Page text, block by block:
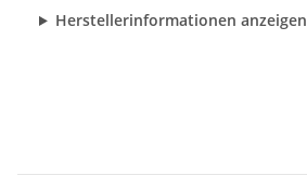
Herstellerinformationen anzeigen